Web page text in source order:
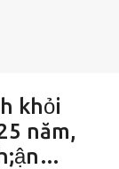
khỏi
năm,